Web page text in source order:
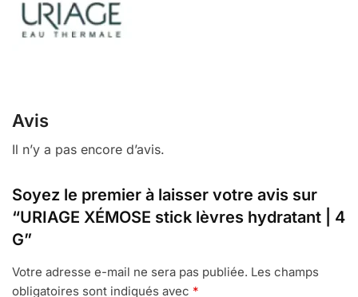
Avis
Il n’y a pas encore d’avis.
Soyez le premier à laisser votre avis sur
“URIAGE XÉMOSE stick lèvres hydratant | 4
G”
Votre adresse e-mail ne sera pas publiée. Les champs
obligatoires sont indiqués avec *